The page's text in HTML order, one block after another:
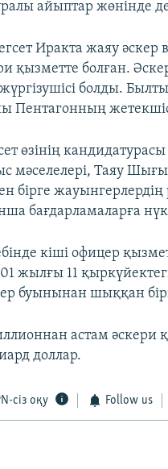
айыптар жөнінде
Иракта жаяу әскер
қызметте болған.
болды.
Пентагонның
өзінің
Таяу
бірге
бағдарламаларға
кіші офицер
жылғы 11
буынынан шыққан
астам
доллар.
сіз оқу Follow us